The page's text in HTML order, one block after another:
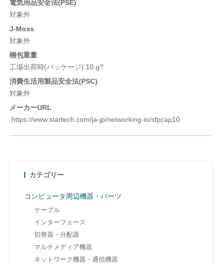
電気用品安全法(PSE)
対象外
J-Moss
対象外
梱包重量
工場出荷時(パッケージ):10 g?
消費生活用製品安全法(PSC)
対象外
メーカーURL
https://www.startech.com/ja-jp/networking-io/sfpcap10
カテゴリー
コンピュータ周辺機器・パーツ
ケーブル
インターフェース
切替器・分配器
マルチメディア機器
ネットワーク機器・通信機器